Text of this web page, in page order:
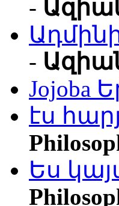
-
-
Jojoba
էս
Ես